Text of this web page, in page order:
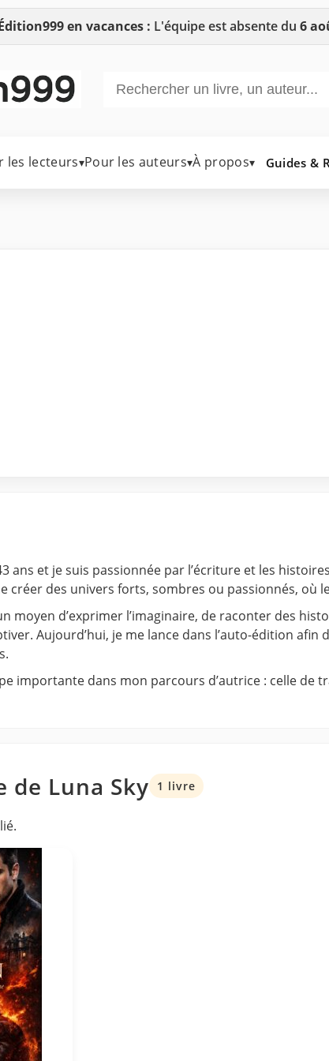
en vacances : L'équipe est absente du 6
les lecteurs▾Pour les auteurs▾À propos▾ Guides &
43 ans et je suis passionnée par l’écriture et les
créer des univers forts, sombres ou passionnés,
moyen d’exprimer l’imaginaire, de raconter des
Aujourd’hui, je me lance dans l’auto-édition
importante dans mon parcours d’autrice : celle
de Luna Sky 1 livre